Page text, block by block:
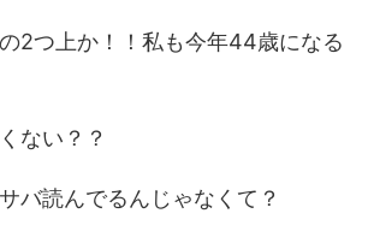
2つ上か！！私も今年44歳になる
ない？？
バ読んでるんじゃなくて？